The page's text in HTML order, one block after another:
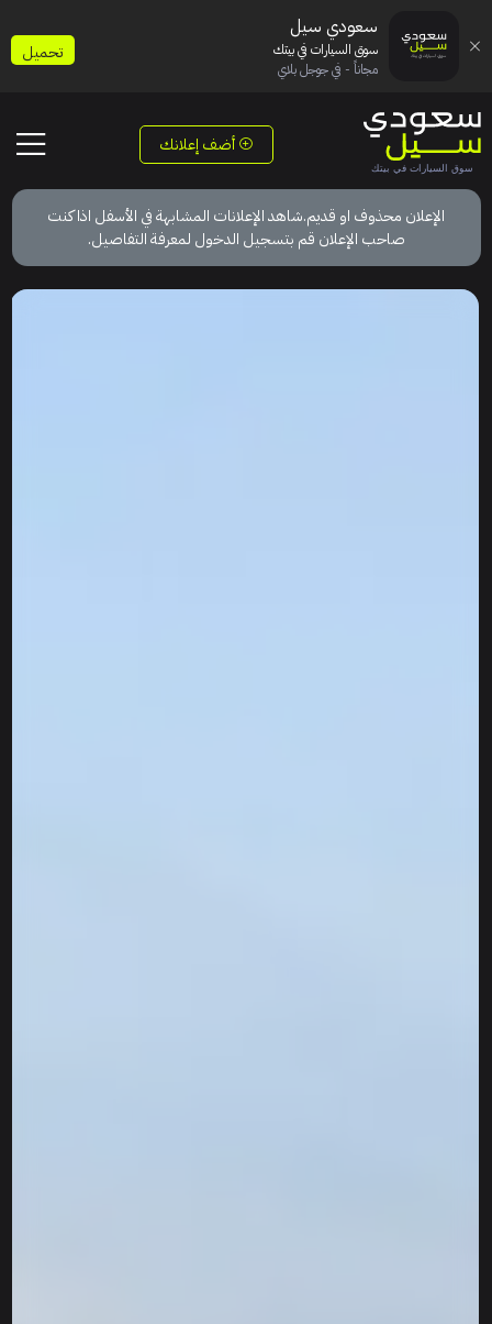
أضف إعلانك
الإعلان محذوف او قديم.شاهد الإعلانات المشابهة في الأسفل اذا كنت
صاحب الإعلان قم بتسجيل الدخول لمعرفة التفاصيل.
سعودي سيل
سوق السيارات في بيتك
مجاناً - في جوجل بلاي
تحميل